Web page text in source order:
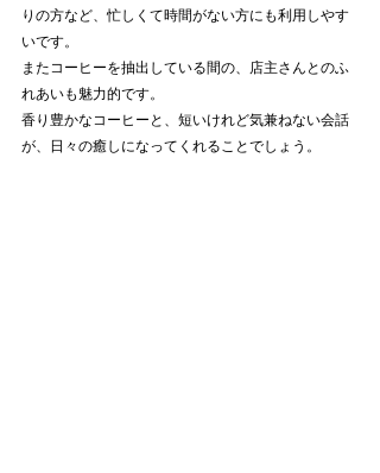
りの方など、忙しくて時間がない方にも利用しやす
いです。
またコーヒーを抽出している間の、店主さんとのふ
れあいも魅力的です。
香り豊かなコーヒーと、短いけれど気兼ねない会話
が、日々の癒しになってくれることでしょう。